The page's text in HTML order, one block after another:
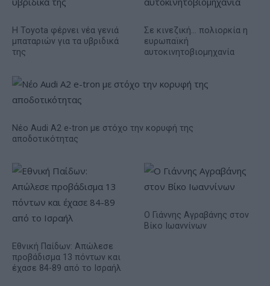
Η Toyota φέρνει νέα γενιά
μπαταριών για τα υβριδικά
της
Σε κινεζική… πολιορκία η
ευρωπαϊκή
αυτοκινητοβιομηχανία
Νέο Audi A2 e-tron με στόχο την κορυφή της
αποδοτικότητας
Εθνική Παίδων: Απώλεσε
προβάδισμα 13 πόντων και
έχασε 84-89 από το Ισραήλ
Ο Γιάννης Αγραβάνης στον
Βίκο Ιωαννίνων